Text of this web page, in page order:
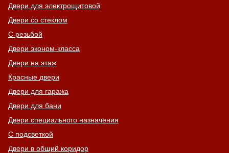
Двери для электрощитовой
Двери со стеклом
С резьбой
Двери эконом-класса
Двери на этаж
Красные двери
Двери для гаража
Двери для бани
Двери специального назначения
С подсветкой
Двери в общий коридор